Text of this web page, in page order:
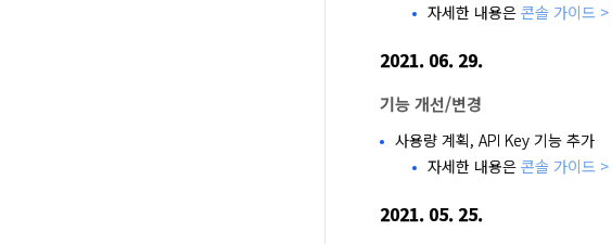
자세한 내용은 콘솔 가이드
2021. 06. 29.
기능 개선/변경
사용량 계획, API Key 기능 추가
자세한 내용은 콘솔 가이드
2021. 05. 25.